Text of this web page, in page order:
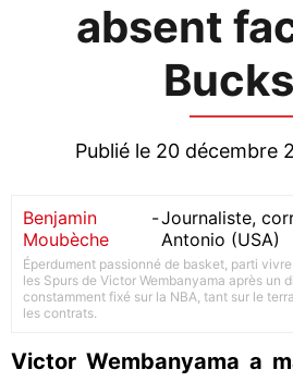
absent
Publié le 20 décembre
Benjamin
Moubèche
-Journaliste,
Antonio (USA)
Éperdument passionné de basket, parti
les Spurs de Victor Wembanyama après un
constamment fixé sur la NBA, tant sur le
les contrats.
Victor Wembanyama a